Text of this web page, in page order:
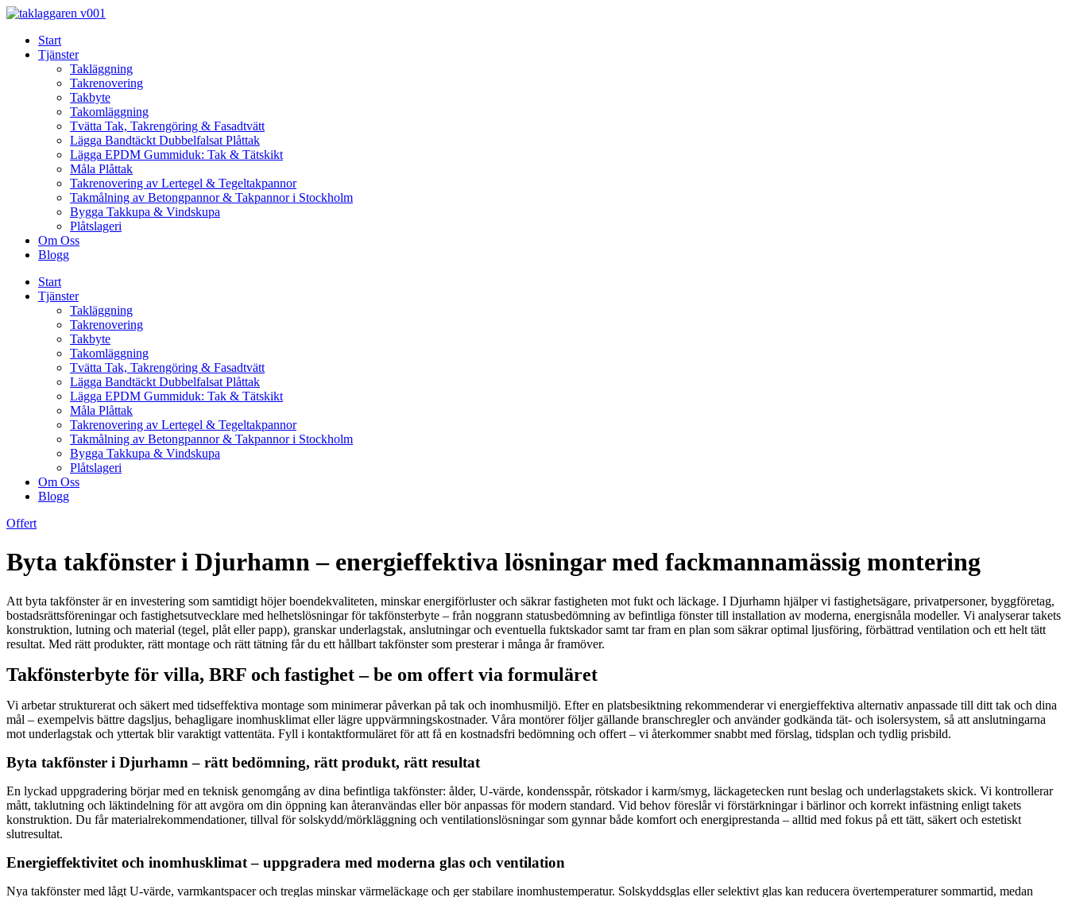
Skip
contentStart
Tjänster
Takläggning
Takrenovering
Takbyte
Takomläggning
Tvätta Tak, Takrengöring & Fasadtvätt
Lägga Bandtäckt Dubbelfalsat Plåttak
Lägga EPDM Gummiduk: Tak & Tätskikt
Måla Plåttak
Takrenovering av Lertegel & Tegeltakpannor
Takmålning av Betongpannor & Takpannor i Stockholm
Bygga Takkupa & Vindskupa
Plåtslageri
Om Oss
Blogg
Start
Tjänster
Takläggning
Takrenovering
Takbyte
Takomläggning
Tvätta Tak, Takrengöring & Fasadtvätt
Lägga Bandtäckt Dubbelfalsat Plåttak
Lägga EPDM Gummiduk: Tak & Tätskikt
Måla Plåttak
Takrenovering av Lertegel & Tegeltakpannor
Takmålning av Betongpannor & Takpannor i Stockholm
Bygga Takkupa & Vindskupa
Plåtslageri
Om Oss
Blogg
Offert
Byta takfönster i Djurhamn – energieffektiva lösningar med fackmannamässig montering
Att byta takfönster är en investering som samtidigt höjer boendekvaliteten, minskar energiförluster och säkrar fastigheten mot fukt och läckage. I Djurhamn hjälper vi fastighetsägare, privatpersoner, byggföretag,
bostadsrättsföreningar och fastighetsutvecklare med helhetslösningar för takfönsterbyte – från noggrann statusbedömning av befintliga fönster till installation av moderna, energisnåla modeller. Vi analyserar takets
konstruktion, lutning och material (tegel, plåt eller papp), granskar underlagstak, anslutningar och eventuella fuktskador samt tar fram en plan som säkrar optimal ljusföring, förbättrad ventilation och ett helt tätt
resultat. Med rätt produkter, rätt montage och rätt tätning får du ett hållbart takfönster som presterar i många år framöver.
Takfönsterbyte för villa, BRF och fastighet – be om offert via formuläret
Vi arbetar strukturerat och säkert med tidseffektiva montage som minimerar påverkan på tak och inomhusmiljö. Efter en platsbesiktning rekommenderar vi energieffektiva alternativ anpassade till ditt tak och dina
mål – exempelvis bättre dagsljus, behagligare inomhusklimat eller lägre uppvärmningskostnader. Våra montörer följer gällande branschregler och använder godkända tät- och isolersystem, så att anslutningarna
mot underlagstak och yttertak blir varaktigt vattentäta. Fyll i kontaktformuläret för att få en kostnadsfri bedömning och offert – vi återkommer snabbt med förslag, tidsplan och tydlig prisbild.
Byta takfönster i Djurhamn – rätt bedömning, rätt produkt, rätt resultat
En lyckad uppgradering börjar med en teknisk genomgång av dina befintliga takfönster: ålder, U-värde, kondensspår, rötskador i karm/smyg, läckagetecken runt beslag och underlagstakets skick. Vi kontrollerar
mått, taklutning och läktindelning för att avgöra om din öppning kan återanvändas eller bör anpassas för modern standard. Vid behov föreslår vi förstärkningar i bärlinor och korrekt infästning enligt takets
konstruktion. Du får materialrekommendationer, tillval för solskydd/mörkläggning och ventilationslösningar som gynnar både komfort och energiprestanda – alltid med fokus på ett tätt, säkert och estetiskt
slutresultat.
Energieffektivitet och inomhusklimat – uppgradera med moderna glas och ventilation
Nya takfönster med lågt U-värde, varmkantspacer och treglas minskar värmeläckage och ger stabilare inomhustemperatur. Solskyddsglas eller selektivt glas kan reducera övertemperaturer sommartid, medan